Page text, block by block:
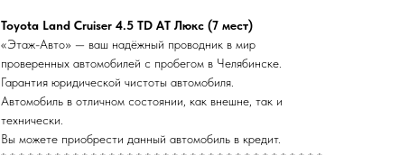
Toyota Land Cruiser 4.5 TD AT Люкс (7 мест)
«Этаж-Авто» — ваш надёжный проводник в мир
проверенных автомобилей с пробегом в Челябинске.
Гарантия юридической чистоты автомобиля.
Автомобиль в отличном состоянии, как внешне, так и
технически.
Вы можете приобрести данный автомобиль в кредит.